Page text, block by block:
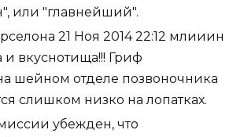
или "главнейший".
21 Ноя 2014 22:12 млииин
и вкуснотища!!! Гриф
шейном отделе позвоночника
слишком низко на лопатках.
убежден, что